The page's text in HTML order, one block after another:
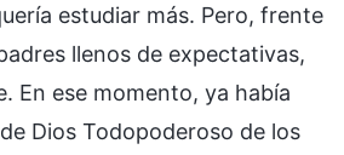
estudiar más. Pero, frente
llenos de expectativas,
En ese momento, ya había
Dios Todopoderoso de los